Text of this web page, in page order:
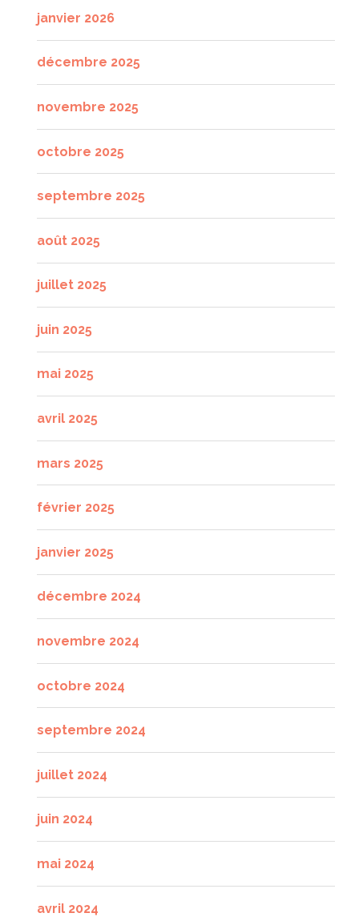
janvier 2026
décembre 2025
novembre 2025
octobre 2025
septembre 2025
août 2025
juillet 2025
juin 2025
mai 2025
avril 2025
mars 2025
février 2025
janvier 2025
décembre 2024
novembre 2024
octobre 2024
septembre 2024
juillet 2024
juin 2024
mai 2024
avril 2024